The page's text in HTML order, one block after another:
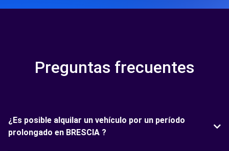
Preguntas frecuentes
¿Es posible alquilar un vehículo por un período
prolongado en BRESCIA ?